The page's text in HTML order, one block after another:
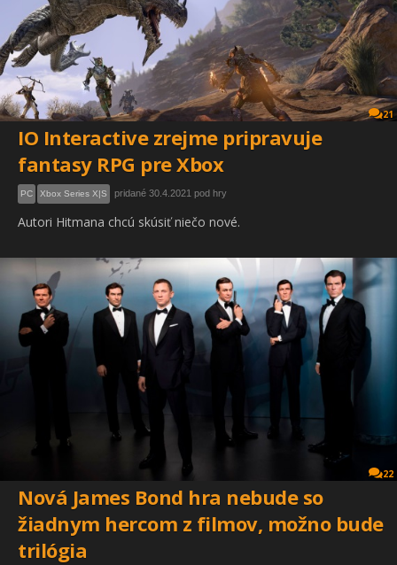
21
IO Interactive zrejme pripravuje
fantasy RPG pre Xbox
PC Xbox Series X|S pridané 30.4.2021 pod hry
Autori Hitmana chcú skúsiť niečo nové.
22
Nová James Bond hra nebude so
žiadnym hercom z filmov, možno bude
trilógia